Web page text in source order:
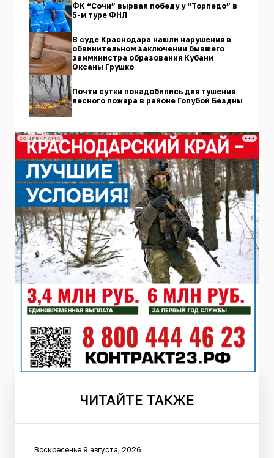
ФК “Сочи” вырвал победу у “Торпедо” в
5-м туре ФНЛ
В суде Краснодара нашли нарушения в
обвинительном заключении бывшего
замминистра образования Кубани
Оксаны Грушко
Почти сутки понадобились для тушения
лесного пожара в районе Голубой Бездны
СОЦРЕКЛАМА
ЧИТАЙТЕ ТАКЖЕ
Воскресенье 9 августа, 2026